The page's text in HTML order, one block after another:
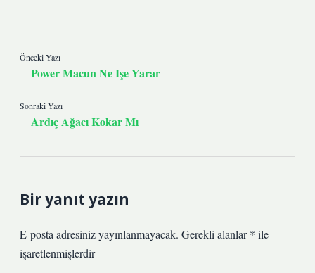
Önceki Yazı
Power Macun Ne Işe Yarar
Sonraki Yazı
Ardıç Ağacı Kokar Mı
Bir yanıt yazın
E-posta adresiniz yayınlanmayacak. Gerekli alanlar* ile
işaretlenmişlerdir